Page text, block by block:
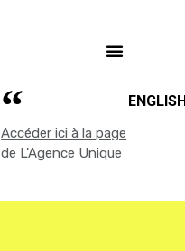
Accéder ici à la page
de L'Agence Unique